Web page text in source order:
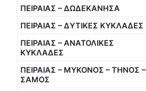
ΠΕΙΡΑΙΑΣ – ΔΩΔΕΚΑΝΗΣΑ
ΠΕΙΡΑΙΑΣ – ΔΥΤΙΚΕΣ ΚΥΚΛΑΔΕΣ
ΠΕΙΡΑΙΑΣ – ΑΝΑΤΟΛΙΚΕΣ
ΚΥΚΛΑΔΕΣ
ΠΕΙΡΑΙΑΣ – ΜΥΚΟΝΟΣ – ΤΗΝΟΣ –
ΣΑΜΟΣ